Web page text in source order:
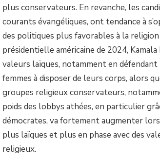
plus conservateurs. En revanche, les
courants évangéliques, ont tendance à
des politiques plus favorables à la
présidentielle américaine de 2024,
valeurs laïques, notamment en
femmes à disposer de leurs corps, alors
groupes religieux conservateurs,
poids des lobbys athées, en particulier
démocrates, va fortement augmenter
plus laïques et plus en phase avec des
religieux.